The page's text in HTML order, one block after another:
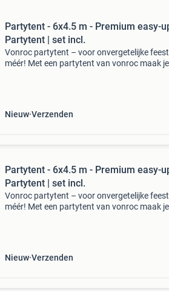
Partytent - 6x4.5 m - Premium easy-
Partytent | set incl.
Vonroc partytent – voor onvergetelijke
méér! Met een partytent van vonroc maak
Nieuw Verzenden
Partytent - 6x4.5 m - Premium easy-
Partytent | set incl.
Vonroc partytent – voor onvergetelijke
méér! Met een partytent van vonroc maak
Nieuw Verzenden